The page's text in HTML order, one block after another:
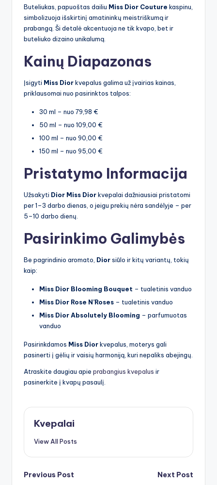
Buteliukas, papuoštas dailiu Miss Dior Couture kaspinu,
simbolizuoja išskirtinį amatininkų meistriškumą ir
prabangą. Ši detalė akcentuoja ne tik kvapo, bet ir
buteliuko dizaino unikalumą.
Kainų Diapazonas
Įsigyti Miss Diorkvepalus galima už įvairias kainas,
priklausomai nuo pasirinktos talpos:
30 ml – nuo 79,98 €
50 ml – nuo 109,00 €
100 ml – nuo 90,00 €
150 ml – nuo 95,00 €
Pristatymo Informacija
Užsakyti Dior Miss Diorkvepalai dažniausiai pristatomi
per 1–3 darbo dienas, o jeigu prekių nėra sandėlyje – per
5–10 darbo dienų.
Pasirinkimo Galimybės
Be pagrindinio aromato, Diorsiūlo ir kitų variantų, tokių
kaip:
Miss Dior Blooming Bouquet – tualetinis vanduo
Miss Dior Rose N’Roses – tualetinis vanduo
Miss Dior Absolutely Blooming – parfumuotas
vanduo
Pasirinkdamos Miss Diorkvepalus, moterys gali
pasinerti į gėlių ir vaisių harmoniją, kuri nepaliks abejingų.
Atraskite daugiau apie prabangius kvepalus ir
pasinerkite į kvapų pasaulį.
Kvepalai
View All Posts
Post
Previous Post
Next Post